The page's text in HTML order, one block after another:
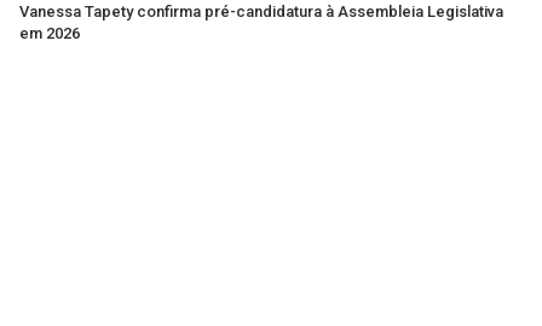
Vanessa Tapety confirma pré-candidatura à Assembleia Legislativa
em 2026